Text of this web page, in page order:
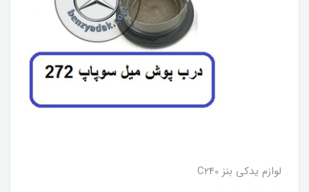
لوازم یدکی بنز C240